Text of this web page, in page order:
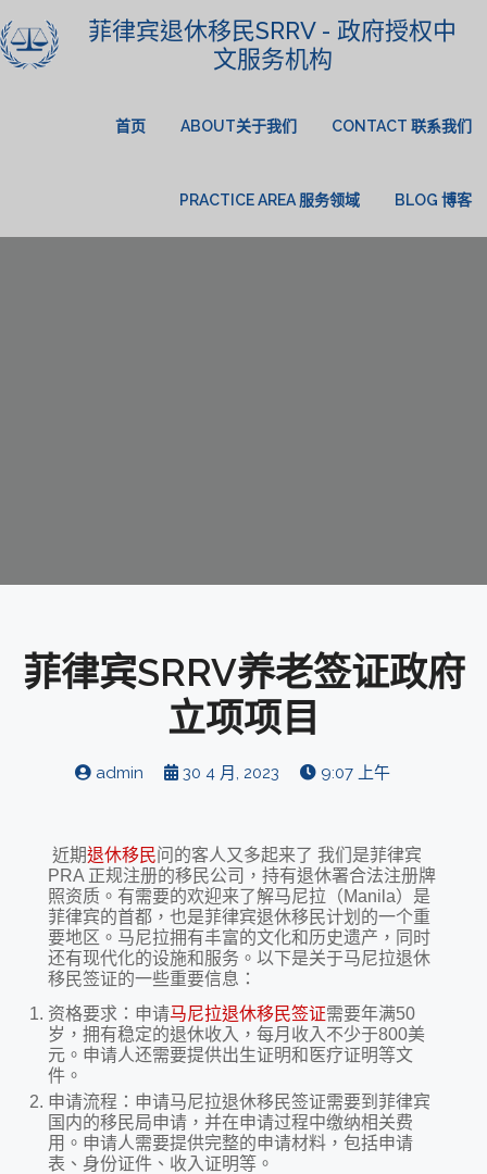
菲律宾退休移民SRRV - 政府授权中
文服务机构
首页 ABOUT关于我们 CONTACT 联系我们
PRACTICE AREA 服务领域 BLOG 博客
菲律宾SRRV养老签证政府
立项项目
admin 30 4 月, 2023 9:07 上午
近期退休移民问的客人又多起来了 我们是菲律宾
PRA 正规注册的移民公司，持有退休署合法注册牌
照资质。有需要的欢迎来了解马尼拉（Manila）是
菲律宾的首都，也是菲律宾退休移民计划的一个重
要地区。马尼拉拥有丰富的文化和历史遗产，同时
还有现代化的设施和服务。以下是关于马尼拉退休
移民签证的一些重要信息：
资格要求：申请马尼拉退休移民签证需要年满50
岁，拥有稳定的退休收入，每月收入不少于800美
元。申请人还需要提供出生证明和医疗证明等文
件。
申请流程：申请马尼拉退休移民签证需要到菲律宾
国内的移民局申请，并在申请过程中缴纳相关费
用。申请人需要提供完整的申请材料，包括申请
表、身份证件、收入证明等。